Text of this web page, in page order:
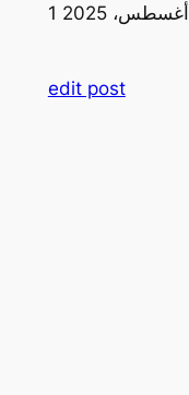
1 أغسطس، 2025
edit post